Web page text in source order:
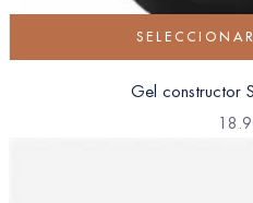
Gel constructor